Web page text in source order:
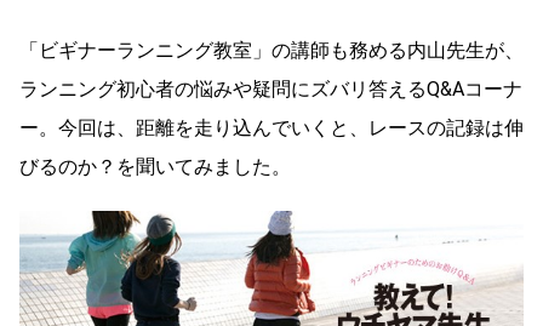
「ビギナーランニング教室」の講師も務める内山先生が、
ランニング初心者の悩みや疑問にズバリ答えるQ&Aコーナ
ー。今回は、距離を走り込んでいくと、レースの記録は伸
びるのか？を聞いてみました。